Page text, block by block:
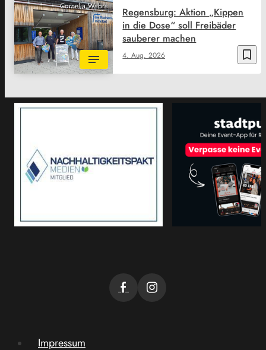
Cornelia Wabra
bookmark_border
4. Aug. 2026
Regensburg: Aktion „Kippen
in die Dose“ soll Freibäder
sauberer machen
Impressum